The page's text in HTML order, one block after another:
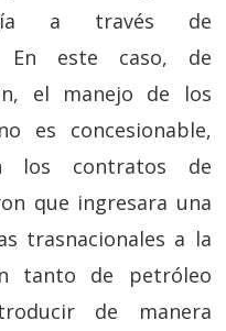
a través de
En este caso, de
el manejo de los
es concesionable,
los contratos de
que ingresara una
trasnacionales a la
tanto de petróleo
de manera